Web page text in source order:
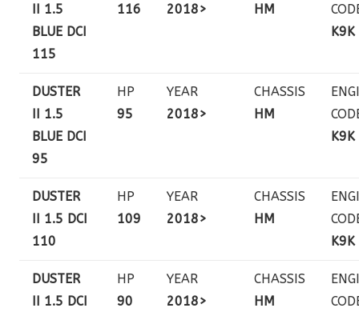
II 1.5
BLUE DCI
115
116
2018>
HM
DUSTER
II 1.5
BLUE DCI
95
HP
95
YEAR
2018>
CHASSIS
HM
K9K
DUSTER
II 1.5 DCI
110
HP
109
YEAR
2018>
CHASSIS
HM
K9K
DUSTER
II 1.5 DCI
HP
90
YEAR
2018>
CHASSIS
HM